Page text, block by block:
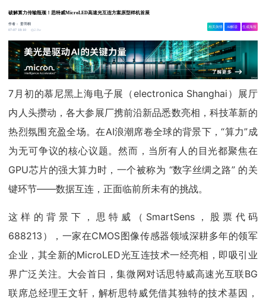
破解算力传输瓶颈！思特威MicroLED高速光互连方案原型样机首展
作者：姜羽桐
07-07 18:10
2.8w
相关舆情 AI解读 生成海报
7月初的慕尼黑上海电子展（electronica Shanghai）展厅
内人头攒动，各大参展厂携前沿新品悉数亮相，科技革新的
热烈氛围充盈全场。在AI浪潮席卷全球的背景下，“算力”成
为无可争议的核心议题。然而，当所有人的目光都聚焦在
GPU芯片的强大算力时，一个被称为 “数字丝绸之路” 的关
键环节——数据互连，正面临前所未有的挑战。
这样的背景下，思特威（SmartSens，股票代码
688213），一家在CMOS图像传感器领域深耕多年的领军
企业，其全新的MicroLED光互连技术一经亮相，即吸引业
界广泛关注。大会首日，集微网对话思特威高速光互联BG
联席总经理王文轩，解析思特威凭借其独特的技术基因，